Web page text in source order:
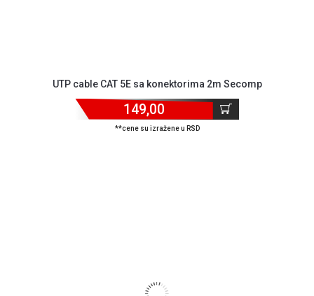
UTP cable CAT 5E sa konektorima 2m Secomp
149,00
**cene su izražene u RSD